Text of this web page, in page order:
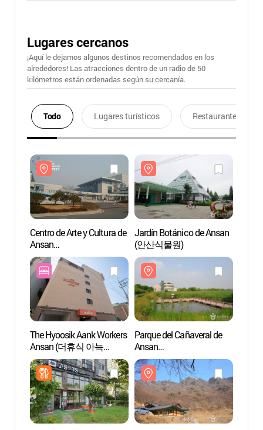
Lugares cercanos
¡Aquí le dejamos algunos destinos recomendados en los
alrededores! Las atracciones dentro de un radio de 50
kilómetros están ordenadas según su cercanía.
Todo Lugares turísticos Restaurantes
Centro de Arte y Cultura de
Ansan
(안산문화예술의전당)
Jardín Botánico de Ansan
(안산식물원)
The Hyoosik Aank Workers
Ansan (더휴식 아늑
워커스 안산점)
Parque del Cañaveral de
Ansan
(안산갈대습지공원)